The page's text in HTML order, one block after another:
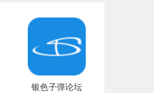
银色子弹论坛